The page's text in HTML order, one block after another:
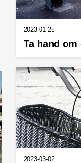
2023-01-25
Ta hand om
2023-03-02